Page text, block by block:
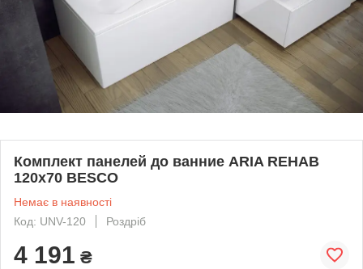
Комплект панелей до ванние ARIA REHAB
120x70 BESCO
Немає в наявності
Код: UNV-120
Роздріб
4 191 ₴